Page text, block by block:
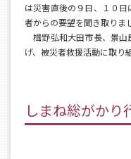
は災害直後の９日、１０
者からの要望を聞き取りま
楫野弘和大田市長、景山
げ、被災者救援活動に取り
しまね総がかり